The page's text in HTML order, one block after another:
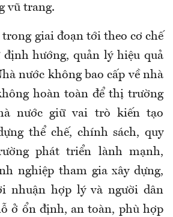
vũ trang.
giai đoạn tới theo cơ chế
hướng, quản lý hiệu quả
nước không bao cấp về nhà
hoàn toàn để thị trường
nước giữ vai trò kiến tạo
thể chế, chính sách, quy
phát triển lành mạnh,
nghiệp tham gia xây dựng,
nhuận hợp lý và người dân
ở ổn định, an toàn, phù hợp